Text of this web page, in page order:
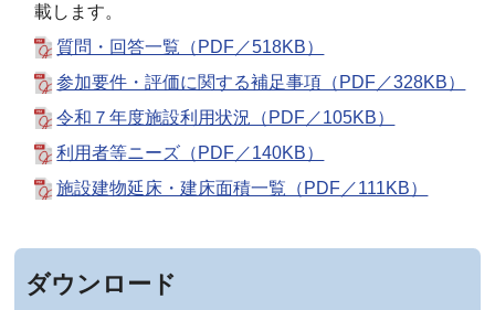
載します。
質問・回答一覧（PDF／518KB）
参加要件・評価に関する補足事項（PDF／328KB）
令和７年度施設利用状況（PDF／105KB）
利用者等ニーズ（PDF／140KB）
施設建物延床・建床面積一覧（PDF／111KB）
ダウンロード